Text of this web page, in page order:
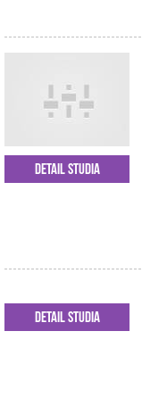
Detail studia
Detail studia